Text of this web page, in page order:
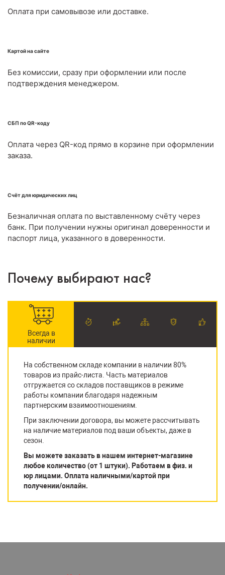
Оплата при самовывозе или доставке.
Картой на сайте
Без комиссии, сразу при оформлении или после
подтверждения менеджером.
СБП по QR-коду
Оплата через QR-код прямо в корзине при оформлении
заказа.
Счёт для юридических лиц
Безналичная оплата по выставленному счёту через
банк. При получении нужны оригинал доверенности и
паспорт лица, указанного в доверенности.
Почему выбирают нас?
Всегда в
наличии
На собственном складе компании в наличии 80%
товаров из прайс-листа. Часть материалов
отгружается со складов поставщиков в режиме
работы компании благодаря надежным
партнерским взаимоотношениям.
При заключении договора, вы можете рассчитывать
на наличие материалов под ваши объекты, даже в
сезон.
Вы можете заказать в нашем интернет-магазине
любое количество (от 1 штуки). Работаем в физ. и
юр лицами. Оплата наличными/картой при
получении/онлайн.